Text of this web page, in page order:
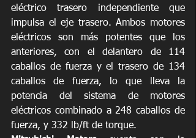
eléctrico trasero independiente que
impulsa el eje trasero. Ambos motores
eléctricos son más potentes que los
anteriores, con el delantero de 114
caballos de fuerza y el trasero de 134
caballos de fuerza, lo que lleva la
potencia del sistema de motores
eléctricos combinado a 248 caballos de
fuerza, y 332 lb/ft de torque.